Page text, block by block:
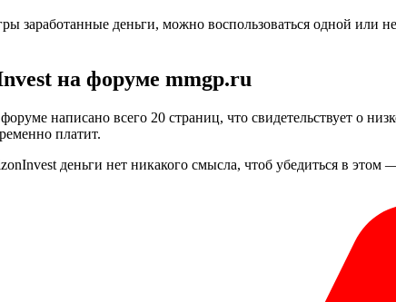
заработанные деньги, можно воспользоваться одной или
на форуме mmgp.ru
написано всего 20 страниц, что свидетельствует о
платит.
деньги нет никакого смысла, чтоб убедиться в этом